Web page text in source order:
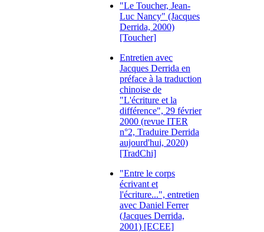
"Le Toucher, Jean-
Luc Nancy" (Jacques
Derrida, 2000)
[Toucher]
Entretien avec
Jacques Derrida en
préface à la traduction
chinoise de
"L'écriture et la
différence", 29 février
2000 (revue ITER
n°2, Traduire Derrida
aujourd'hui, 2020)
[TradChi]
"Entre le corps
écrivant et
l'écriture...", entretien
avec Daniel Ferrer
(Jacques Derrida,
2001) [ECEE]